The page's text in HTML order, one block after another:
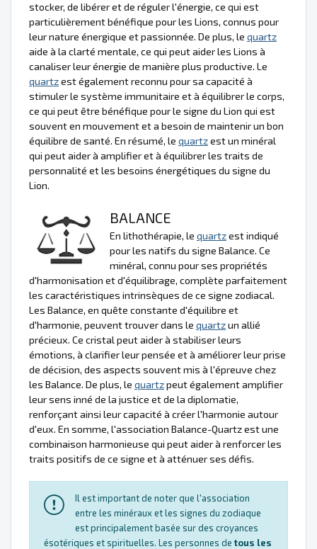
stocker, de libérer et de réguler l'énergie, ce qui est
particulièrement bénéfique pour les Lions, connus pour
leur nature énergique et passionnée. De plus, le quartz
aide à la clarté mentale, ce qui peut aider les Lions à
canaliser leur énergie de manière plus productive. Le
quartzest également reconnu pour sa capacité à
stimuler le système immunitaire et à équilibrer le corps,
ce qui peut être bénéfique pour le signe du Lion qui est
souvent en mouvement et a besoin de maintenir un bon
équilibre de santé. En résumé, le quartzest un minéral
qui peut aider à amplifier et à équilibrer les traits de
personnalité et les besoins énergétiques du signe du
Lion.
BALANCE
En lithothérapie, le quartzest indiqué
pour les natifs du signe Balance. Ce
minéral, connu pour ses propriétés
d'harmonisation et d'équilibrage, complète parfaitement
les caractéristiques intrinsèques de ce signe zodiacal.
Les Balance, en quête constante d'équilibre et
d'harmonie, peuvent trouver dans le quartzun allié
précieux. Ce cristal peut aider à stabiliser leurs
émotions, à clarifier leur pensée et à améliorer leur prise
de décision, des aspects souvent mis à l'épreuve chez
les Balance. De plus, le quartzpeut également amplifier
leur sens inné de la justice et de la diplomatie,
renforçant ainsi leur capacité à créer l'harmonie autour
d'eux. En somme, l'association Balance-Quartz est une
combinaison harmonieuse qui peut aider à renforcer les
traits positifs de ce signe et à atténuer ses défis.
Il est important de noter que l'association
entre les minéraux et les signes du zodiaque
est principalement basée sur des croyances
ésotériques et spirituelles. Les personnes de tous les